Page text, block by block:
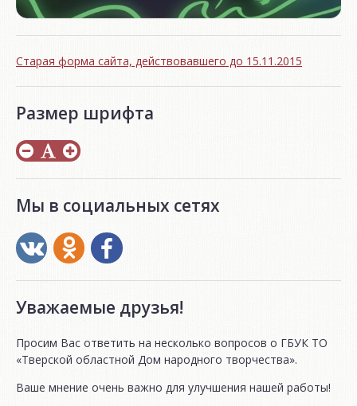
Старая форма сайта, действовавшего до 15.11.2015
Размер шрифта
Мы в социальных сетях
Уважаемые друзья!
Просим Вас ответить на несколько вопросов о ГБУК ТО
«Тверской областной Дом народного творчества».
Ваше мнение очень важно для улучшения нашей работы!